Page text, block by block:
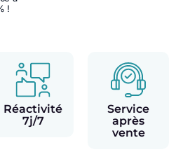
!
Réactivité
7j/7
Service
après
vente